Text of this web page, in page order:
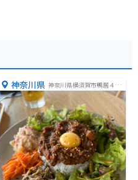
神奈川県 神奈川県横須賀市鴨居４丁
目１１２８